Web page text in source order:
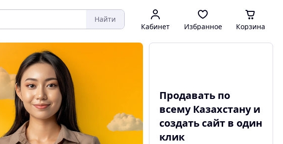
Найти
Кабинет Избранное Корзина
Продавать по
всему Казахстану и
создать сайтв один
клик